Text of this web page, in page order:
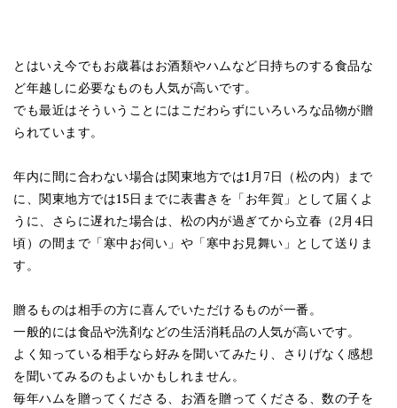
とはいえ今でもお歳暮はお酒類やハムなど日持ちのする食品な
ど年越しに必要なものも人気が高いです。
でも最近はそういうことにはこだわらずにいろいろな品物が贈
られています。
年内に間に合わない場合は関東地方では1月7日（松の内）まで
に、関東地方では15日までに表書きを「お年賀」として届くよ
うに、さらに遅れた場合は、松の内が過ぎてから立春（2月4日
頃）の間まで「寒中お伺い」や「寒中お見舞い」として送りま
す。
贈るものは相手の方に喜んでいただけるものが一番。
一般的には食品や洗剤などの生活消耗品の人気が高いです。
よく知っている相手なら好みを聞いてみたり、さりげなく感想
を聞いてみるのもよいかもしれません。
毎年ハムを贈ってくださる、お酒を贈ってくださる、数の子を